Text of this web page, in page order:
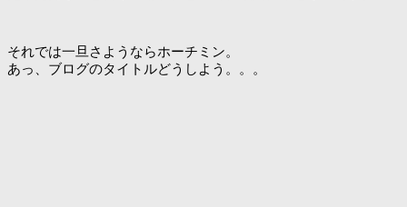
それでは一旦さようならホーチミン。
あっ、ブログのタイトルどうしよう。。。